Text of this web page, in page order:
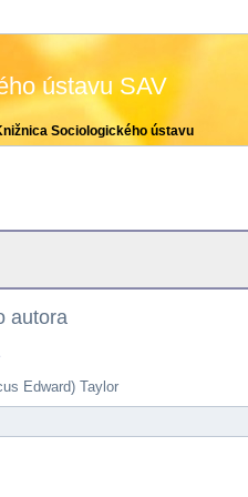
Sociologického ústavu
ústavu SAV
autora
Edward) Taylor